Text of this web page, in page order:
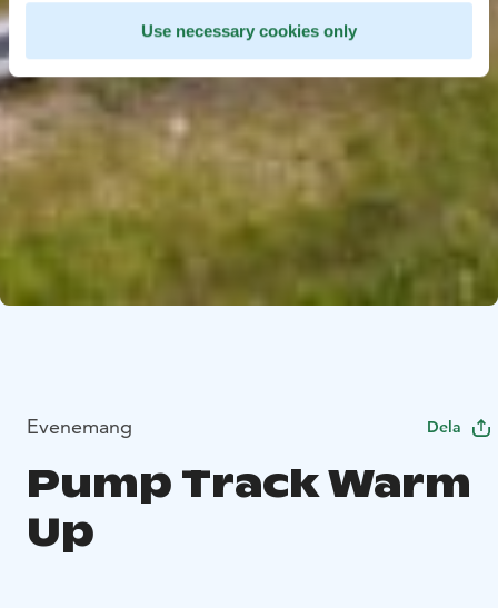
Use necessary cookies only
Evenemang Dela
Pump Track Warm
Up